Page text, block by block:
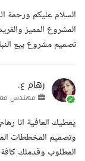
السلام عليكم ورحمة
المشروع المميز
تصميم مشروع بيع
رهام ع.
مهندس
يعطيك العافية انا
وتصميم المخططات
المطلوب وقدملك